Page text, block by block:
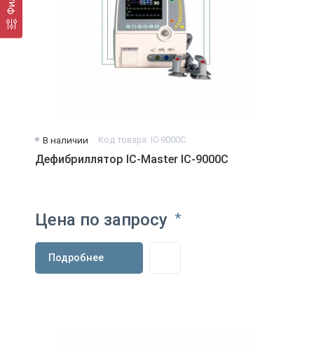
В наличии Код товара: IC-9000C
Дефибриллятор IC-Master IC-9000C
Цена по запросу *
Подробнее